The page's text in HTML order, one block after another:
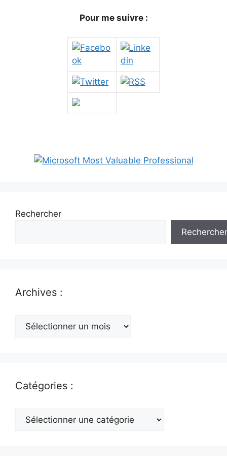
Pour me suivre :
Rechercher
Rechercher
Archives :
Archives
Catégories :
Catégories